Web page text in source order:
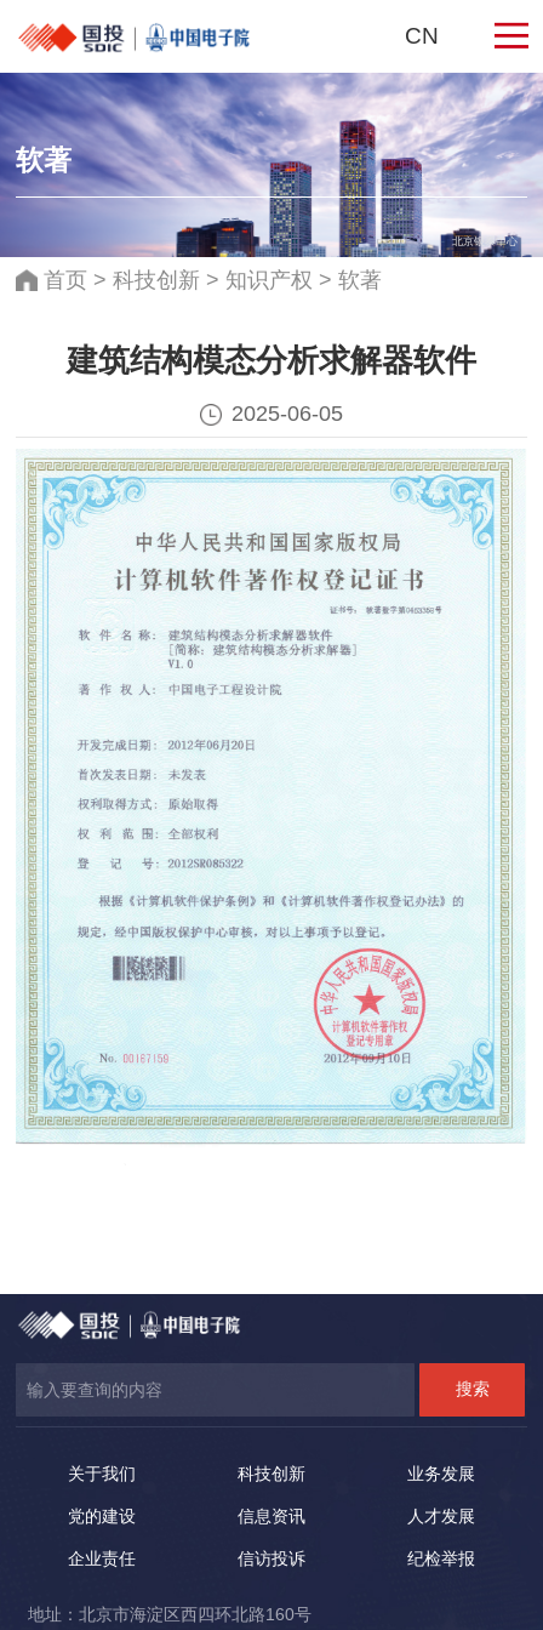
CN
北京银泰中心
软著
首页 > 科技创新 > 知识产权 > 软著
建筑结构模态分析求解器软件
2025-06-05
关于我们 科技创新 业务发展
党的建设 信息资讯 人才发展
企业责任 信访投诉 纪检举报
地址：北京市海淀区西四环北路160号